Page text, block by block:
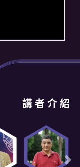
講 者 介 紹